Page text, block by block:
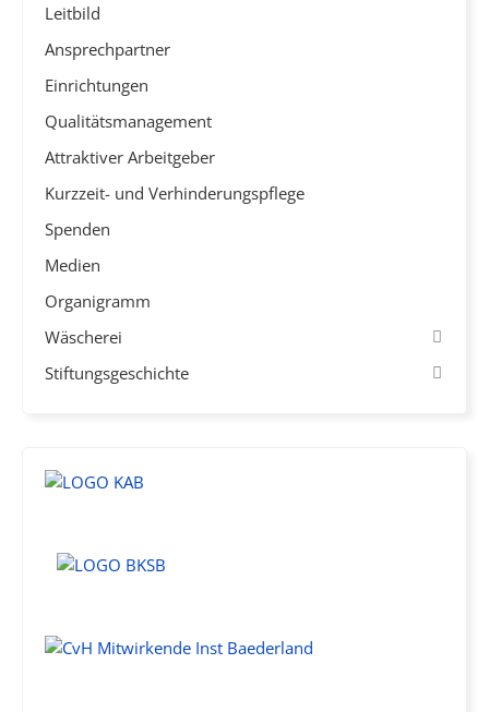
Leitbild
Ansprechpartner
Einrichtungen
Qualitätsmanagement
Attraktiver Arbeitgeber
Kurzzeit- und Verhinderungspflege
Spenden
Medien
Organigramm
Wäscherei
Stiftungsgeschichte